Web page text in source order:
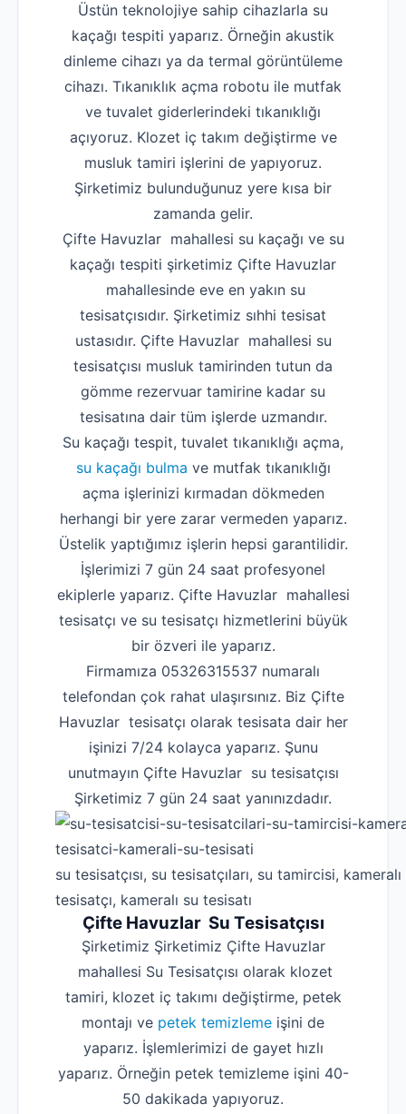
Üstün teknolojiye sahip cihazlarla su
kaçağı tespiti yaparız. Örneğin akustik
dinleme cihazı ya da termal görüntüleme
cihazı. Tıkanıklık açma robotu ile mutfak
ve tuvalet giderlerindeki tıkanıklığı
açıyoruz. Klozet iç takım değiştirme ve
musluk tamiri işlerini de yapıyoruz.
Şirketimiz bulunduğunuz yere kısa bir
zamanda gelir.
Çifte Havuzlar mahallesi su kaçağı ve su
kaçağı tespiti şirketimiz Çifte Havuzlar
mahallesinde eve en yakın su
tesisatçısıdır. Şirketimiz sıhhi tesisat
ustasıdır. Çifte Havuzlar mahallesi su
tesisatçısı musluk tamirinden tutun da
gömme rezervuar tamirine kadar su
tesisatına dair tüm işlerde uzmandır.
Su kaçağı tespit, tuvalet tıkanıklığı açma,
su kaçağı bulma ve mutfak tıkanıklığı
açma işlerinizi kırmadan dökmeden
herhangi bir yere zarar vermeden yaparız.
Üstelik yaptığımız işlerin hepsi garantilidir.
İşlerimizi 7 gün 24 saat profesyonel
ekiplerle yaparız. Çifte Havuzlar mahallesi
tesisatçı ve su tesisatçı hizmetlerini büyük
bir özveri ile yaparız.
Firmamıza 05326315537 numaralı
telefondan çok rahat ulaşırsınız. Biz Çifte
Havuzlar tesisatçı olarak tesisata dair her
işinizi 7/24 kolayca yaparız. Şunu
unutmayın Çifte Havuzlar su tesisatçısı
Şirketimiz 7 gün 24 saat yanınızdadır.
su tesisatçısı, su tesisatçıları, su tamircisi,
tesisatçı, kameralı su tesisatı
Çifte Havuzlar Su Tesisatçısı
Şirketimiz Şirketimiz Çifte Havuzlar
mahallesi Su Tesisatçısı olarak klozet
tamiri, klozet iç takımı değiştirme, petek
montajı ve petek temizleme işini de
yaparız. İşlemlerimizi de gayet hızlı
yaparız. Örneğin petek temizleme işini 40-
50 dakikada yapıyoruz.